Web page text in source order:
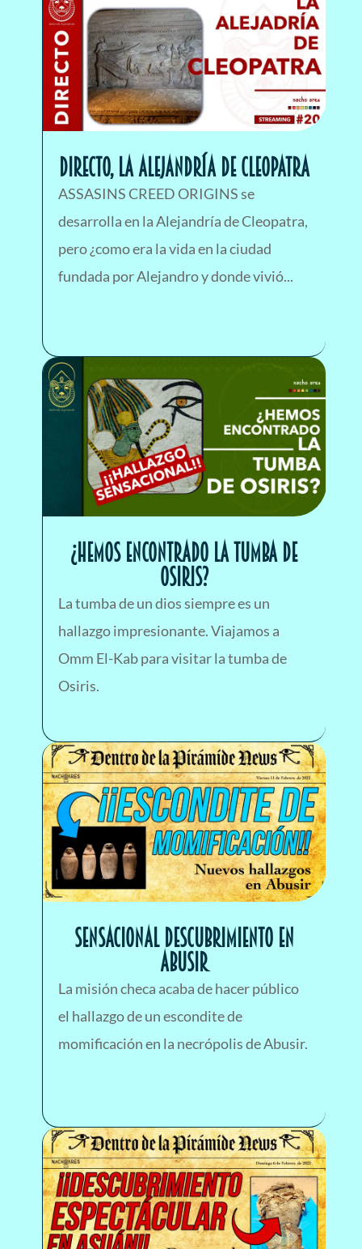
DIRECTO, LA ALEJANDRÍA DE CLEOPATRA
ASSASINS CREED ORIGINS se
desarrolla en la Alejandría de Cleopatra,
pero ¿como era la vida en la ciudad
fundada por Alejandro y donde vivió...
¿HEMOS ENCONTRADO LA TUMBA DE
OSIRIS?
La tumba de un dios siempre es un
hallazgo impresionante. Viajamos a
Omm El-Kab para visitar la tumba de
Osiris.
Sensacional descubrimiento en
ABUSIR
La misión checa acaba de hacer público
el hallazgo de un escondite de
momificación en la necrópolis de Abusir.